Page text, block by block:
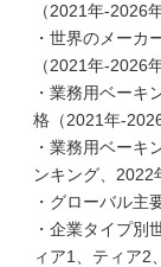
（2021年-2026年
・世界のメーカ
（2021年-2026年
・業務用ベーキ
格（2021年-2026
・業務用ベーキ
ンキング、2022
・グローバル主
・企業タイプ別
ィア1、ティア2